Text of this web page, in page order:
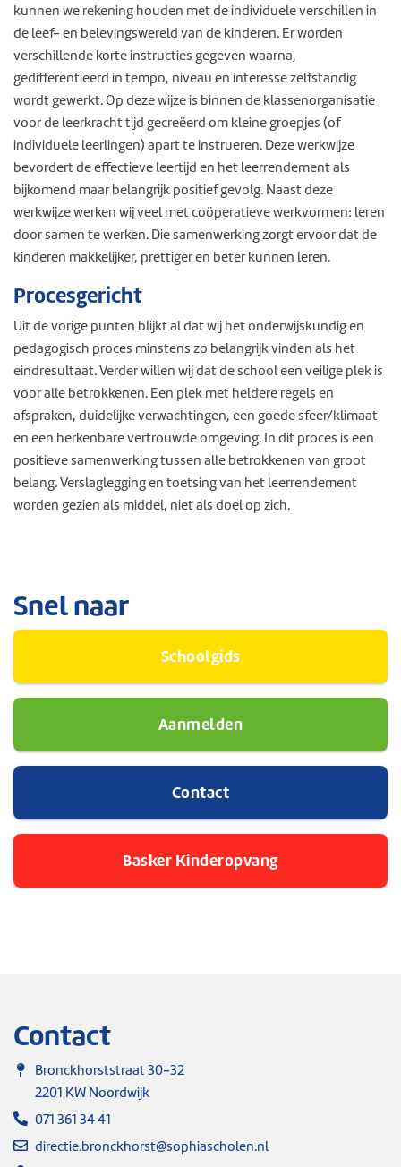
kunnen we rekening houden met de individuele verschillen in
de leef- en belevingswereld van de kinderen. Er worden
verschillende korte instructies gegeven waarna,
gedifferentieerd in tempo, niveau en interesse zelfstandig
wordt gewerkt. Op deze wijze is binnen de klassenorganisatie
voor de leerkracht tijd gecreëerd om kleine groepjes (of
individuele leerlingen) apart te instrueren. Deze werkwijze
bevordert de effectieve leertijd en het leerrendement als
bijkomend maar belangrijk positief gevolg. Naast deze
werkwijze werken wij veel met coöperatieve werkvormen: leren
door samen te werken. Die samenwerking zorgt ervoor dat de
kinderen makkelijker, prettiger en beter kunnen leren.
Procesgericht
Uit de vorige punten blijkt al dat wij het onderwijskundig en
pedagogisch proces minstens zo belangrijk vinden als het
eindresultaat. Verder willen wij dat de school een veilige plek is
voor alle betrokkenen. Een plek met heldere regels en
afspraken, duidelijke verwachtingen, een goede sfeer/klimaat
en een herkenbare vertrouwde omgeving. In dit proces is een
positieve samenwerking tussen alle betrokkenen van groot
belang. Verslaglegging en toetsing van het leerrendement
worden gezien als middel, niet als doel op zich.
Snel naar
Schoolgids
Aanmelden
Contact
Basker Kinderopvang
Contact
Bronckhorststraat 30-32
2201 KW Noordwijk
071 361 34 41
directie.bronckhorst@sophiascholen.nl